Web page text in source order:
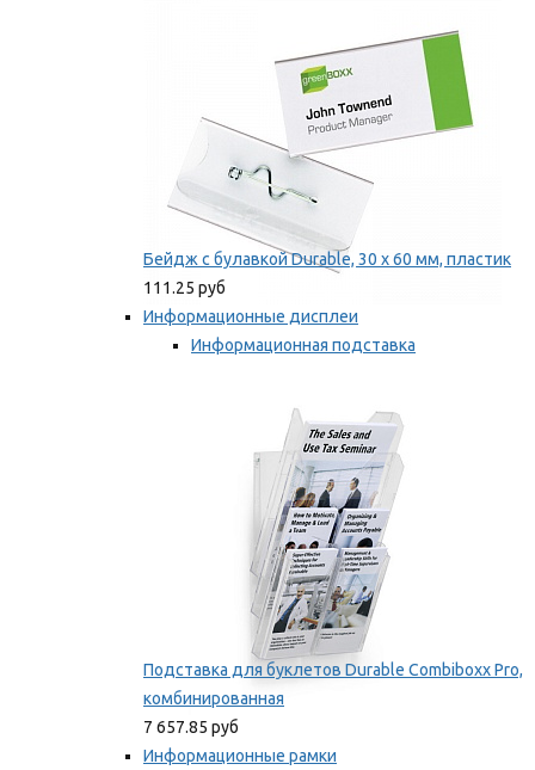
Бейдж с булавкой Durable, 30 х 60 мм, пластик
111.25 руб
Информационные дисплеи
Информационная подставка
Подставка для буклетов Durable Combiboxx Pro,
комбинированная
7 657.85 руб
Информационные рамки